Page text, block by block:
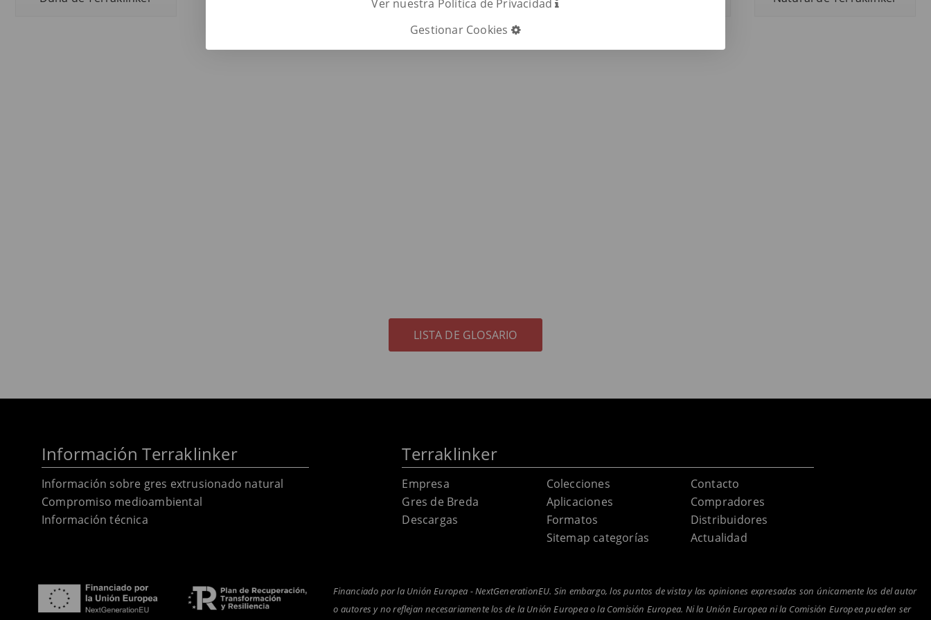
LISTA DE GLOSARIO
Ver nuestra Política de Privacidad
Gestionar Cookies
Información Terraklinker
Información sobre gres extrusionado natural
Compromiso medioambiental
Información técnica
Terraklinker
Empresa
Gres de Breda
Descargas
Colecciones
Aplicaciones
Formatos
Sitemap categorías
Contacto
Compradores
Distribuidores
Actualidad
Financiado por la Unión Europea - NextGenerationEU. Sin embargo, los puntos de vista y las opiniones expresadas son únicamente los del autor
o autores y no reflejan necesariamente los de la Unión Europea o la Comisión Europea. Ni la Unión Europea ni la Comisión Europea pueden ser